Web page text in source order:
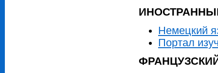
Немецкий
Портал